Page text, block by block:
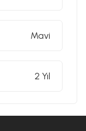
Mavi
2 Yıl